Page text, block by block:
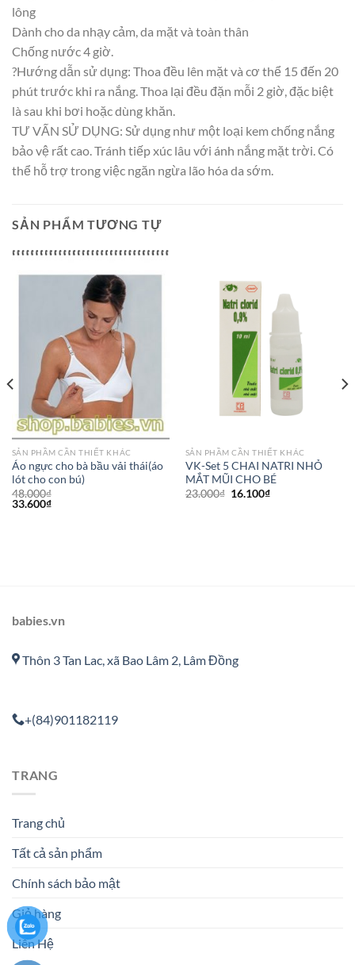
lông
Dành cho da nhạy cảm, da mặt và toàn thân
Chống nước 4 giờ.
?Hướng dẫn sử dụng: Thoa đều lên mặt và cơ thể 15 đến 20
phút trước khi ra nắng. Thoa lại đều đặn mỗi 2 giờ, đặc biệt
là sau khi bơi hoặc dùng khăn.
TƯ VẤN SỬ DỤNG: Sử dụng như một loại kem chống nắng
bảo vệ rất cao. Tránh tiếp xúc lâu với ánh nắng mặt trời. Có
thể hỗ trợ trong việc ngăn ngừa lão hóa da sớm.
SẢN PHẨM TƯƠNG TỰ
SẢN PHẦM CẦN THIẾT KHÁC
Áo ngực cho bà bầu vải thái(áo
lót cho con bú)
48.000₫
33.600₫
SẢN PHẦM CẦN THIẾT KHÁC
VK-Set 5 CHAI NATRI NHỎ
MẮT MŨI CHO BÉ
23.000₫ 16.100₫
babies.vn
Thôn 3 Tan Lac, xã Bao Lâm 2, Lâm Đồng
+(84)901182119
TRANG
Trang chủ
Tất cả sản phẩm
Chính sách bảo mật
Giỏ hàng
Liên Hệ